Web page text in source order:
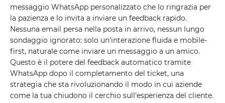
messaggio WhatsApp personalizzato che lo ringrazia per
la pazienza e lo invita a inviare un feedback rapido.
Nessuna email persa nella posta in arrivo, nessun lungo
sondaggio ignorato: solo un'interazione fluida e mobile-
first, naturale come inviare un messaggio a un amico.
Questo è il potere del feedback automatico tramite
WhatsApp dopo il completamento del ticket, una
strategia che sta rivoluzionando il modo in cui aziende
come la tua chiudono il cerchio sull'esperienza del cliente.